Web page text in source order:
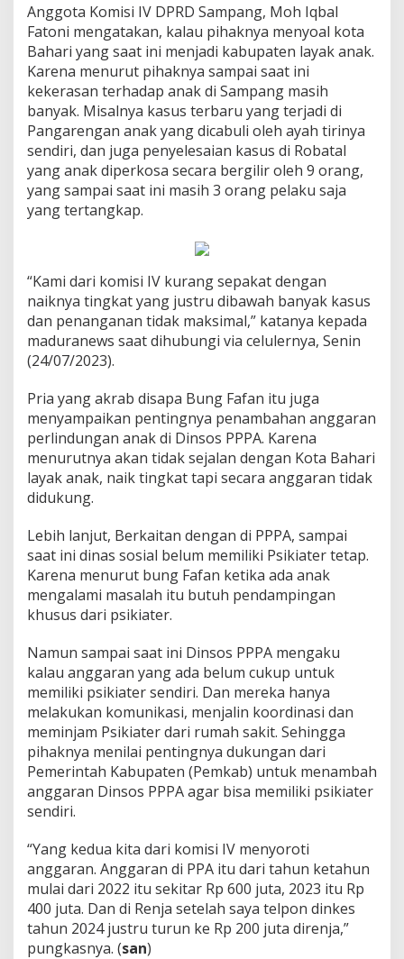
Anggota Komisi IV DPRD Sampang, Moh Iqbal
Fatoni mengatakan, kalau pihaknya menyoal kota
Bahari yang saat ini menjadi kabupaten layak anak.
Karena menurut pihaknya sampai saat ini
kekerasan terhadap anak di Sampang masih
banyak. Misalnya kasus terbaru yang terjadi di
Pangarengan anak yang dicabuli oleh ayah tirinya
sendiri, dan juga penyelesaian kasus di Robatal
yang anak diperkosa secara bergilir oleh 9 orang,
yang sampai saat ini masih 3 orang pelaku saja
yang tertangkap.
“Kami dari komisi IV kurang sepakat dengan
naiknya tingkat yang justru dibawah banyak kasus
dan penanganan tidak maksimal,” katanya kepada
maduranews saat dihubungi via celulernya, Senin
(24/07/2023).
Pria yang akrab disapa Bung Fafan itu juga
menyampaikan pentingnya penambahan anggaran
perlindungan anak di Dinsos PPPA. Karena
menurutnya akan tidak sejalan dengan Kota Bahari
layak anak, naik tingkat tapi secara anggaran tidak
didukung.
Lebih lanjut, Berkaitan dengan di PPPA, sampai
saat ini dinas sosial belum memiliki Psikiater tetap.
Karena menurut bung Fafan ketika ada anak
mengalami masalah itu butuh pendampingan
khusus dari psikiater.
Namun sampai saat ini Dinsos PPPA mengaku
kalau anggaran yang ada belum cukup untuk
memiliki psikiater sendiri. Dan mereka hanya
melakukan komunikasi, menjalin koordinasi dan
meminjam Psikiater dari rumah sakit. Sehingga
pihaknya menilai pentingnya dukungan dari
Pemerintah Kabupaten (Pemkab) untuk menambah
anggaran Dinsos PPPA agar bisa memiliki psikiater
sendiri.
“Yang kedua kita dari komisi IV menyoroti
anggaran. Anggaran di PPA itu dari tahun ketahun
mulai dari 2022 itu sekitar Rp 600 juta, 2023 itu Rp
400 juta. Dan di Renja setelah saya telpon dinkes
tahun 2024 justru turun ke Rp 200 juta direnja,”
pungkasnya. (san)